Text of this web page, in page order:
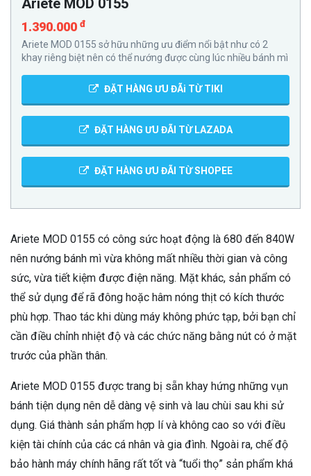
Ariete MOD 0155
1.390.000 đ
Ariete MOD 0155 sở hữu những ưu điểm nổi bật như có 2
khay riêng biệt nên có thể nướng được cùng lúc nhiều bánh mì
ĐẶT HÀNG ƯU ĐÃi TỪ TIKI
ĐẶT HÀNG ƯU ĐÃI TỪ LAZADA
ĐẶT HÀNG ƯU ĐÃI TỪ SHOPEE
Ariete MOD 0155 có công sức hoạt động là 680 đến 840W
nên nướng bánh mì vừa không mất nhiều thời gian và công
sức, vừa tiết kiệm được điện năng. Mặt khác, sản phẩm có
thể sử dụng để rã đông hoặc hâm nóng thịt có kích thước
phù hợp. Thao tác khi dùng máy không phức tạp, bởi bạn chỉ
cần điều chỉnh nhiệt độ và các chức năng bằng nút có ở mặt
trước của phần thân.
Ariete MOD 0155 được trang bị sẵn khay hứng những vụn
bánh tiện dụng nên dễ dàng vệ sinh và lau chùi sau khi sử
dụng. Giá thành sản phẩm hợp lí và không cao so với điều
kiện tài chính của các cá nhân và gia đình. Ngoài ra, chế độ
bảo hành máy chính hãng rất tốt và “tuổi thọ” sản phẩm khá